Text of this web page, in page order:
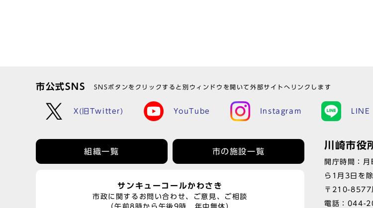
市公式SNS SNSボタンをクリックすると別ウィンドウを開いて外部サイトへリンクします
X(旧Twitter) YouTube Instagram LINE
組織一覧 市の施設一覧
サンキューコールかわさき
市政に関するお問い合わせ、ご意見、ご相談
（午前8時から午後9時 年中無休）
川崎市役
開庁時間：
ら1月3日を除
〒210-8577
電話： 044-